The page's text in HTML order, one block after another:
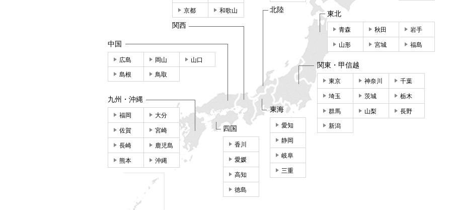
東北
青森 秋田 岩手
山形 宮城 福島
関東・甲信越
東京 神奈川 千葉
埼玉 茨城 栃木
群馬 山梨 長野
新潟
東海
愛知
静岡
岐阜
三重
北陸
京都 和歌山
関西
中国
広島 岡山 山口
島根 鳥取
四国
香川
愛媛
高知
徳島
九州・沖縄
福岡 大分
佐賀 宮崎
長崎 鹿児島
熊本 沖縄